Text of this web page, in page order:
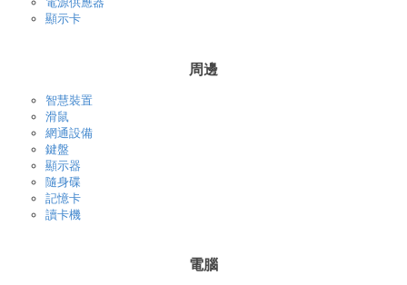
顯示卡
周邊
智慧裝置
滑鼠
網通設備
鍵盤
顯示器
隨身碟
記憶卡
讀卡機
電腦